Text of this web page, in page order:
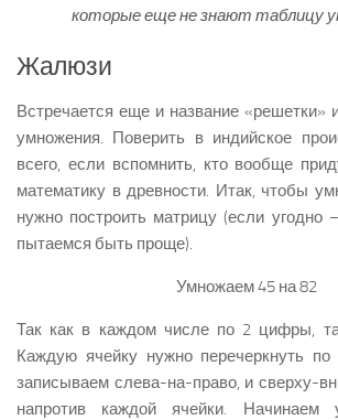
которые еще не знают таблицу
Жалюзи
Встречается еще и название «решетки»
умножения. Поверить в индийское
всего, если вспомнить, кто вообще
математику в древности. Итак, чтобы
нужно построить матрицу (если
пытаемся быть проще).
Умножаем 45 на 82
Так как в каждом числе по 2 цифры,
Каждую ячейку нужно перечеркнуть по
записываем слева-на-право, и сверху-
напротив каждой ячейки. Начинаем